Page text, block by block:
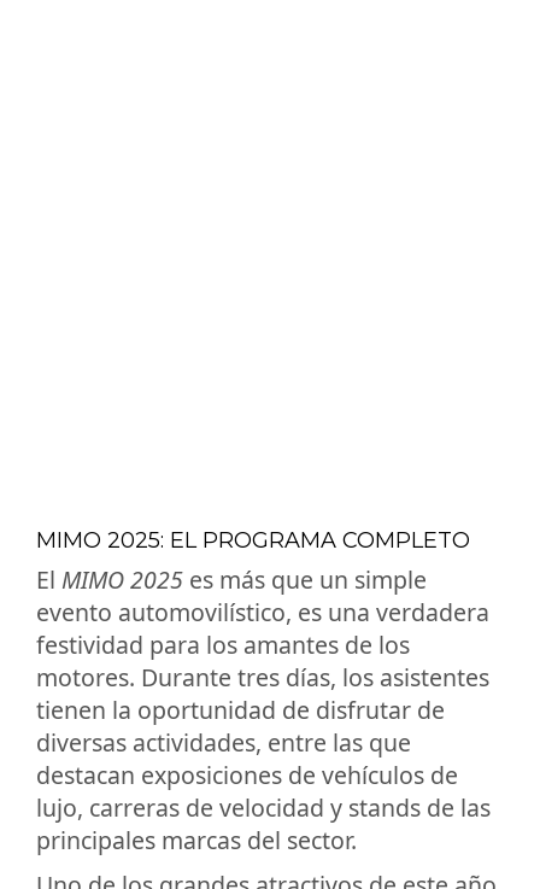
MIMO 2025: EL PROGRAMA COMPLETO
El MIMO 2025 es más que un simple
evento automovilístico, es una verdadera
festividad para los amantes de los
motores. Durante tres días, los asistentes
tienen la oportunidad de disfrutar de
diversas actividades, entre las que
destacan exposiciones de vehículos de
lujo, carreras de velocidad y stands de las
principales marcas del sector.